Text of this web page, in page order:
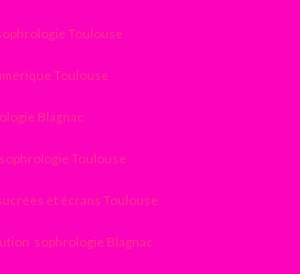
Toulouse
Toulouse
Blagnac
Toulouse
et écrans Toulouse
sophrologie Blagnac